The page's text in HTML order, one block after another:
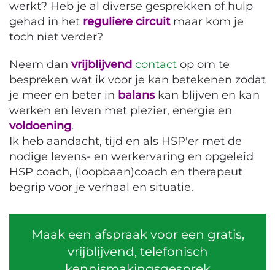
werkt? Heb je al diverse gesprekken of hulp
gehad in het reguliere circuit maar kom je
toch niet verder?
Neem dan vrijblijvend contact op om te
bespreken wat ik voor je kan betekenen zodat
je meer en beter in balanskan blijven en kan
werken en leven met plezier, energie en
voldoening.
Ik heb aandacht, tijd en als HSP'er met de
nodige levens- en werkervaring en opgeleid
HSP coach, (loopbaan)coach en therapeut
begrip voor je verhaal en situatie.
Maak een afspraak voor een gratis,
vrijblijvend, telefonisch